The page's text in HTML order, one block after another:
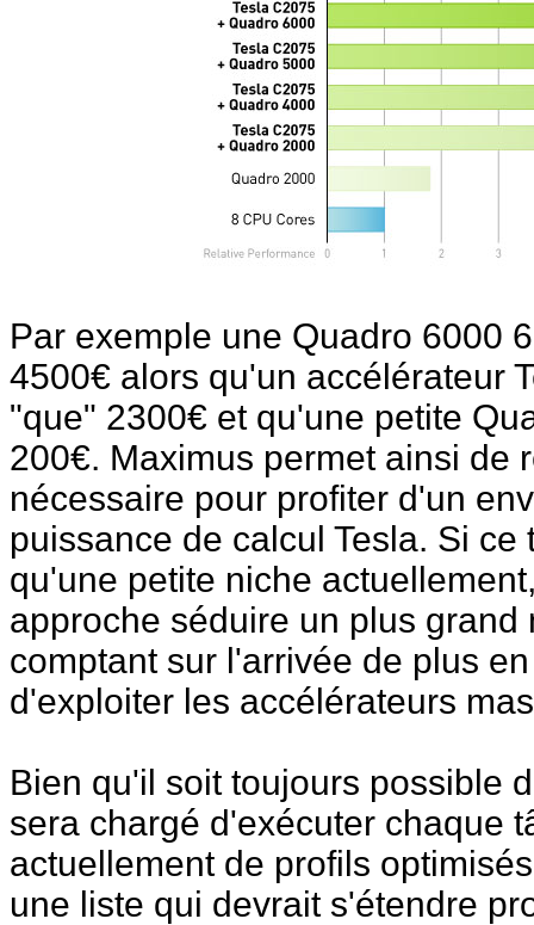
Par exemple une Quadro 6000
4500€ alors qu'un accélérateur
"que" 2300€ et qu'une petite
200€. Maximus permet ainsi de
nécessaire pour profiter d'un
puissance de calcul Tesla. Si
qu'une petite niche
approche séduire un plus
comptant sur l'arrivée de plus
d'exploiter les accélérateurs
Bien qu'il soit toujours possible
sera chargé d'exécuter chaque
actuellement de profils
une liste qui devrait s'étendre